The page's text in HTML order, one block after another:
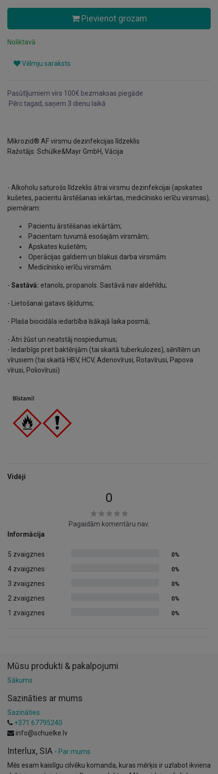
Pievienot grozam
Noliktavā
Vēlmju saraksts
Pasūtījumiem virs 100€ bezmaksas piegāde
Pērc tagad, saņem 3 dienu laikā
Mikrozid® AF virsmu dezinfekcijas līdzeklis
Ražotājs: Schülke&Mayr GmbH, Vācija
- Alkoholu saturošs līdzeklis ātrai virsmu dezinfekcijai (apskates
kušetes, pacientu ārstēšanas iekārtas, medicīnisko ierīču virsmas),
piemēram:
Pacientu ārstēšanas iekārtām;
Pacientam tuvumā esošajām virsmām;
Apskates kušetēm;
Operācijas galdiem un blakus darba virsmām
Medicīnisko ierīču virsmām.
- Sastāvā: etanols, propanols. Sastāvā nav aldehīdu;
- Lietošanai gatavs šķīdums;
- Plaša biocidāla iedarbība īsākajā laika posmā;
- Ātri žūst un neatstāj nospiedumus;
- Iedarbīgs pret baktērijām (tai skaitā tuberkulozes), sēnītēm un
vīrusiem (tai skaitā HBV, HCV, Adenovīrusi, Rotavīrusi, Papova
vīrusi, Poliovīrusi)
Vidēji
0
Pagaidām komentāru nav.
Informācija
5 zvaigznes 0%
4 zvaigznes 0%
3 zvaigznes 0%
2 zvaigznes 0%
1 zvaigznes 0%
Mūsu produkti & pakalpojumi
Sākums
Sazināties ar mums
Sazināties
+371 67795240
info@schuelke.lv
Interlux, SIA - Par mums
Mēs esam kaislīgu cilvēku komanda, kuras mērķis ir uzlabot ikviena